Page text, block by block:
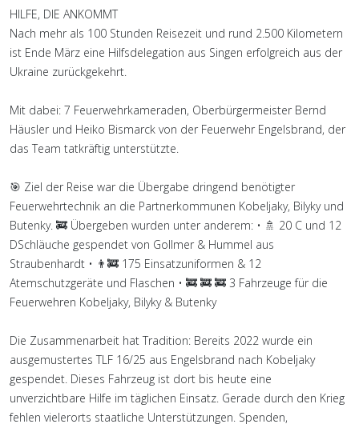
HILFE, DIE ANKOMMT
Nach mehr als 100 Stunden Reisezeit und rund 2.500 Kilometern
ist Ende März eine Hilfsdelegation aus Singen erfolgreich aus der
Ukraine zurückgekehrt.
Mit dabei: 7 Feuerwehrkameraden, Oberbürgermeister Bernd
Häusler und Heiko Bismarck von der Feuerwehr Engelsbrand, der
das Team tatkräftig unterstützte.
🎯 Ziel der Reise war die Übergabe dringend benötigter
Feuerwehrtechnik an die Partnerkommunen Kobeljaky, Bilyky und
Butenky. 🚒 Übergeben wurden unter anderem: • 🚿 20 C und 12
DSchläuche gespendet von Gollmer & Hummel aus
Straubenhardt • 👨‍🚒 175 Einsatzuniformen & 12
Atemschutzgeräte und Flaschen • 🚒 🚒 🚒 3 Fahrzeuge für die
Feuerwehren Kobeljaky, Bilyky & Butenky
Die Zusammenarbeit hat Tradition: Bereits 2022 wurde ein
ausgemustertes TLF 16/25 aus Engelsbrand nach Kobeljaky
gespendet. Dieses Fahrzeug ist dort bis heute eine
unverzichtbare Hilfe im täglichen Einsatz. Gerade durch den Krieg
fehlen vielerorts staatliche Unterstützungen. Spenden,